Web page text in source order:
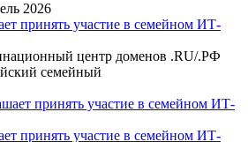
2026
принять участие в семейном ИТ-
центр доменов .RU/.РФ
семейный
принять участие в семейном ИТ-